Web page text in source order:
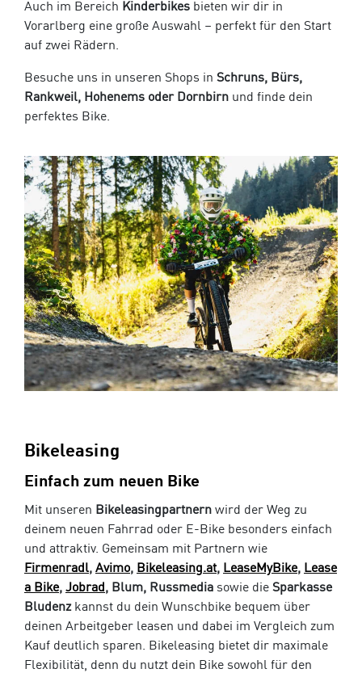
Auch im Bereich Kinderbikes bieten wir dir in
Vorarlberg eine große Auswahl – perfekt für den Start
auf zwei Rädern.
Besuche uns in unseren Shops in Schruns, Bürs,
Rankweil, Hohenems oder Dornbirn und finde dein
perfektes Bike.
Bikeleasing
Einfach zum neuen Bike
Mit unseren Bikeleasingpartnern wird der Weg zu
deinem neuen Fahrrad oder E-Bike besonders einfach
und attraktiv. Gemeinsam mit Partnern wie
Firmenradl, Avimo, Bikeleasing.at, LeaseMyBike, Lease
a Bike, Jobrad, Blum, Russmedia sowie die Sparkasse
Bludenzkannst du dein Wunschbike bequem über
deinen Arbeitgeber leasen und dabei im Vergleich zum
Kauf deutlich sparen. Bikeleasing bietet dir maximale
Flexibilität, denn du nutzt dein Bike sowohl für den